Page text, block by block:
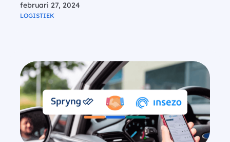
van de meest opvallende recente veranderingen
februari 27, 2024
LOGISTIEK